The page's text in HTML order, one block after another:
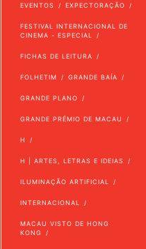
EVENTOS EXPECTORAÇÃO
FESTIVAL INTERNACIONAL DE
CINEMA - ESPECIAL
FICHAS DE LEITURA
FOLHETIM GRANDE BAÍA
GRANDE PLANO
GRANDE PRÉMIO DE MACAU
H
H | ARTES, LETRAS E IDEIAS
ILUMINAÇÃO ARTIFICIAL
INTERNACIONAL
MACAU VISTO DE HONG
KONG